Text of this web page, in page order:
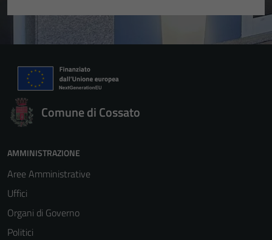
Comune di Cossato
AMMINISTRAZIONE
Aree Amministrative
Uffici
Organi di Governo
Politici